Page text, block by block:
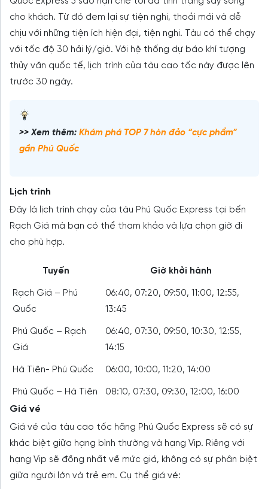
cho khách. Từ đó đem lại sự tiện nghi, thoải mái và dễ
chịu với những tiện ích hiện đại, tiện nghi. Tàu có thể chạy
với tốc độ 30 hải lý/giờ. Với hệ thống dự báo khí tượng
thủy văn quốc tế, lịch trình của tàu cao tốc này được lên
trước 30 ngày.
>> Xem thêm: Khám phá TOP 7 hòn đảo “cực phẩm”
gần Phú Quốc
Lịch trình
Đây là lịch trình chạy của tàu Phú Quốc Express tại bến
Rạch Giá mà bạn có thể tham khảo và lựa chọn giờ đi
cho phù hợp.
Tuyến Giờ khởi hành
Rạch Giá – Phú
Quốc
06:40, 07:20, 09:50, 11:00, 12:55,
13:45
Phú Quốc – Rạch
Giá
06:40, 07:30, 09:50, 10:30, 12:55,
14:15
Hà Tiên- Phú Quốc 06:00, 10:00, 11:20, 14:00
Phú Quốc – Hà Tiên 08:10, 07:30, 09:30, 12:00, 16:00
Giá vé
Giá vé của tàu cao tốc hãng Phú Quốc Express sẽ có sự
khác biệt giữa hạng bình thường và hạng Vip. Riêng với
hạng Vip sẽ đồng nhất về mức giá, không có sự phân biệt
giữa người lớn và trẻ em. Cụ thể giá vé: